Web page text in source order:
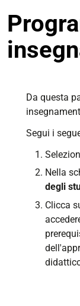
Da questa
Segui i
Nella
degli
Clicca